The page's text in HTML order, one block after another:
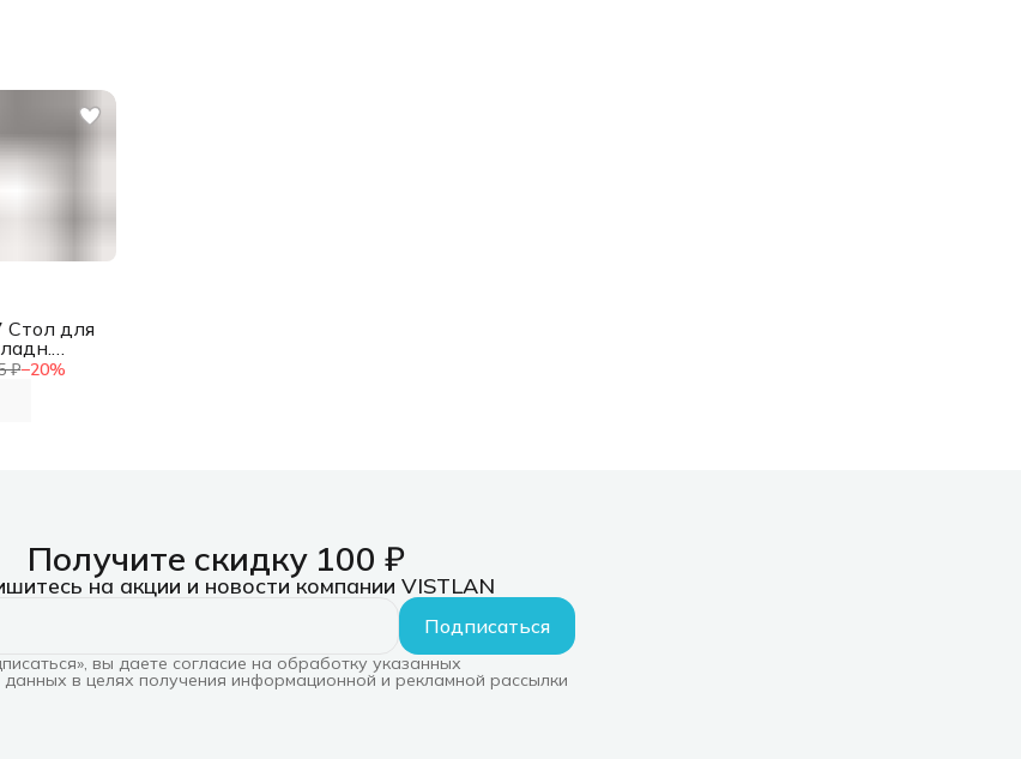
₽−20%
Стол для
Получите скидку 100 ₽
на акции и новости компании VISTLAN
Подписаться
вы даете согласие на обработку указанных
в целях получения информационной и рекламной рассылки